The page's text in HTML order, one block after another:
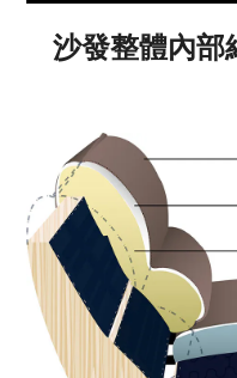
沙發整體內部